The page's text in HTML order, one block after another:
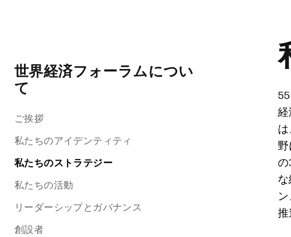
世界経済フォーラムについ
て
ご挨拶
私たちのアイデンティティ
私たちのストラテジー
私たちの活動
リーダーシップとガバナンス
創設者
経
推